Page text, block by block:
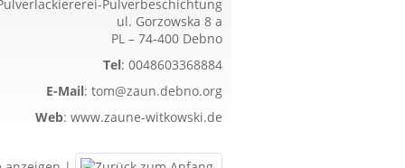
Pulverbeschichtung
ul. Gorzowska 8 a
PL – 74-400 Debno
Tel: 0048603368884
E-Mail: tom@zaun.debno.org
Web: www.zaune-witkowski.de